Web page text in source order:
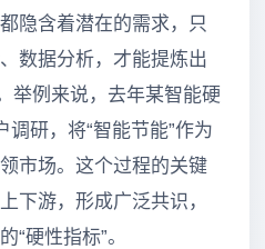
隐含着潜在的需求，只
数据分析，才能提炼出
举例来说，去年某智能硬
研，将“智能节能”作为
市场。这个过程的关键
下游，形成广泛共识，
“硬性指标”。